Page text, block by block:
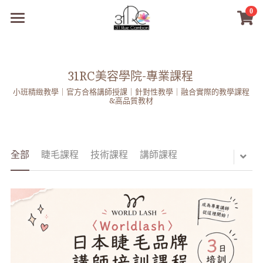
0
所有商品分類
PreMedi眼部護理
數位電子書
WL睫毛
小紅書款
WORLDLASH
商材選購
OEM訂製
最新文章
教學教室
NEA睫毛協會
31RC美容學院-專業課程
小班精緻教學｜官方合格講師授課｜針對性教學｜融合實際的教學課程
&高品質教材
全部 睫毛課程 技術課程 講師課程
×
商品分類